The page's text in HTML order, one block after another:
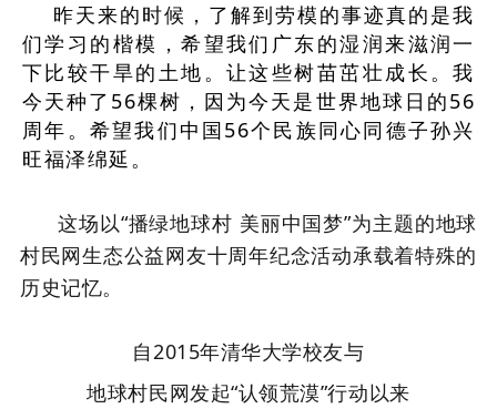
昨天来的时候，了解到劳模的事迹真的是我
们学习的楷模，希望我们广东的湿润来滋润一
下比较干旱的土地。让这些树苗茁壮成长。我
今天种了56棵树，因为今天是世界地球日的56
周年。希望我们中国56个民族同心同德子孙兴
旺福泽绵延。
这场以“播绿地球村 美丽中国梦”为主题的地球
村民网生态公益网友十周年纪念活动承载着特殊的
历史记忆。
自2015年清华大学校友与
地球村民网发起“认领荒漠”行动以来